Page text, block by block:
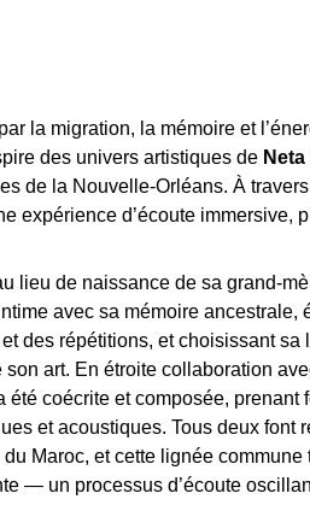
la migration, la mémoire et
des univers artistiques de
de la Nouvelle-Orléans. À
expérience d’écoute immersive,
lieu de naissance de sa grand-
avec sa mémoire ancestrale,
des répétitions, et choisissant sa
son art. En étroite collaboration
été coécrite et composée, prenant
et acoustiques. Tous deux
Maroc, et cette lignée
— un processus d’écoute